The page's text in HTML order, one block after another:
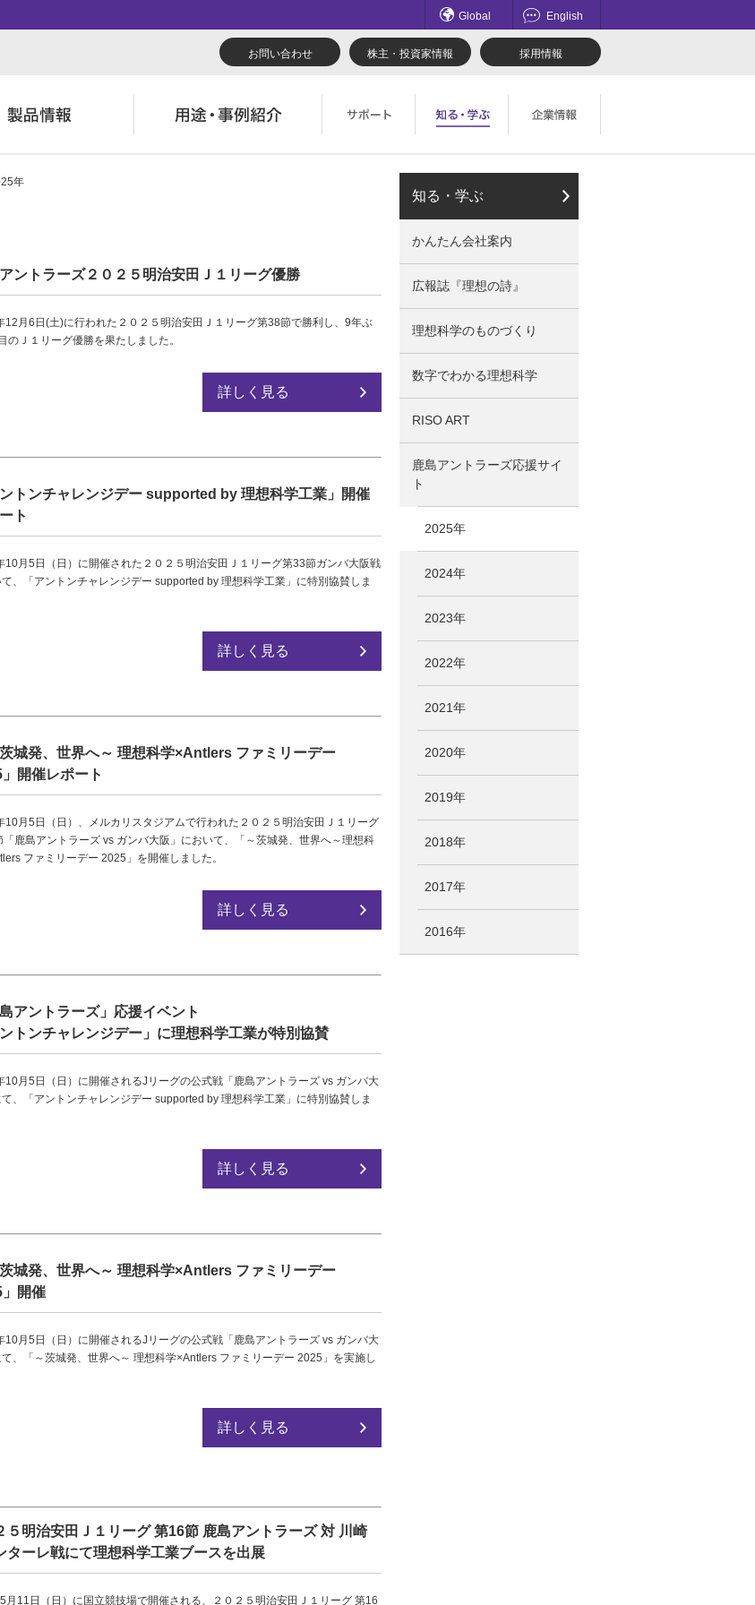
Global English
お問い合わせ 株主・投資家情報 採用情報
ン
問（FAQ） 製品についてのお問い合わせ一覧
案内 理想科学のものづくり
マネジメント
情報 環境への取り組み
閉じる
年
ントラーズ２０２５明治安田Ｊ１リーグ優勝
12月6日(土)に行われた２０２５明治安田Ｊ１リーグ第38節で勝利し、9年ぶ
のＪ１リーグ優勝を果たしました。
詳しく見る
ントンチャレンジデー supported by 理想科学工業」開催
ト
10月5日（日）に開催された２０２５明治安田Ｊ１リーグ第33節ガンバ大阪戦
て、「アントンチャレンジデー supported by 理想科学工業」に特別協賛しま
詳しく見る
茨城発、世界へ～ 理想科学×Antlers ファミリーデー
開催レポート
10月5日（日）、メルカリスタジアムで行われた２０２５明治安田Ｊ１リーグ
「鹿島アントラーズ vs ガンバ大阪」において、「～茨城発、世界へ～理想科
ファミリーデー 2025」を開催しました。
詳しく見る
島アントラーズ」応援イベント
ントンチャレンジデー」に理想科学工業が特別協賛
10月5日（日）に開催されるJリーグの公式戦「鹿島アントラーズ vs ガンバ大
て、「アントンチャレンジデー supported by 理想科学工業」に特別協賛しま
詳しく見る
茨城発、世界へ～ 理想科学×Antlers ファミリーデー
開催
10月5日（日）に開催されるJリーグの公式戦「鹿島アントラーズ vs ガンバ大
て、「～茨城発、世界へ～ 理想科学×Antlers ファミリーデー 2025」を実施し
詳しく見る
５明治安田Ｊ１リーグ 第16節 鹿島アントラーズ 対 川崎
ターレ戦にて理想科学工業ブースを出展
月11日（日）に国立競技場で開催される、２０２５明治安田Ｊ１リーグ 第16
知る・学ぶ
かんたん会社案内
広報誌『理想の詩』
理想科学のものづくり
数字でわかる理想科学
RISO ART
鹿島アントラーズ応援サイ
ト
2025年
2024年
2023年
2022年
2021年
2020年
2019年
2018年
2017年
2016年